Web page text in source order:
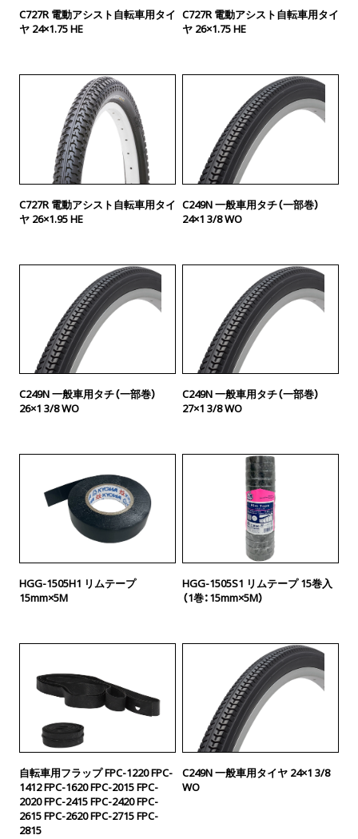
C727R 電動アシスト自転車用タイ
ヤ 24×1.75 HE
C727R 電動アシスト自転車用タイ
ヤ 26×1.75 HE
C727R 電動アシスト自転車用タイ
ヤ 26×1.95 HE
C249N 一般車用タチ（一部巻）
24×1 3/8 WO
C249N 一般車用タチ（一部巻）
26×1 3/8 WO
C249N 一般車用タチ（一部巻）
27×1 3/8 WO
HGG-1505H1 リムテープ
15mm×5M
HGG-1505S1 リムテープ 15巻入
（1巻：15mm×5M）
自転車用フラップ FPC-1220 FPC-
1412 FPC-1620 FPC-2015 FPC-
2020 FPC-2415 FPC-2420 FPC-
2615 FPC-2620 FPC-2715 FPC-
2815
C249N 一般車用タイヤ 24×1 3/8
WO